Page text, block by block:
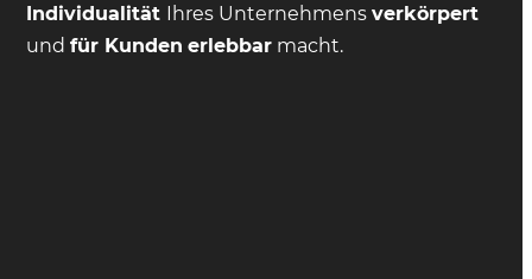
Individualität Ihres Unternehmensverkörpert
undfür Kunden erlebbar macht.